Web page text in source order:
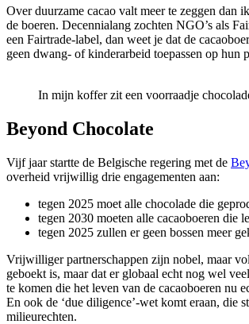
Over duurzame cacao valt meer te zeggen dan
de boeren. Decennialang zochten NGO’s als
een Fairtrade-label, dan weet je dat de
geen dwang- of kinderarbeid toepassen op hun
In mijn koffer zit een voorraadje
Beyond Chocolate
Vijf jaar startte de Belgische regering met de
overheid vrijwillig drie engagementen aan:
tegen 2025 moet alle chocolade die
tegen 2030 moeten alle cacaoboeren die
tegen 2025 zullen er geen bossen meer
Vrijwilliger partnerschappen zijn nobel, maar
geboekt is, maar dat er globaal echt nog wel
te komen die het leven van de cacaoboeren nu
En ook de ‘due diligence’-wet komt eraan, die
milieurechten.